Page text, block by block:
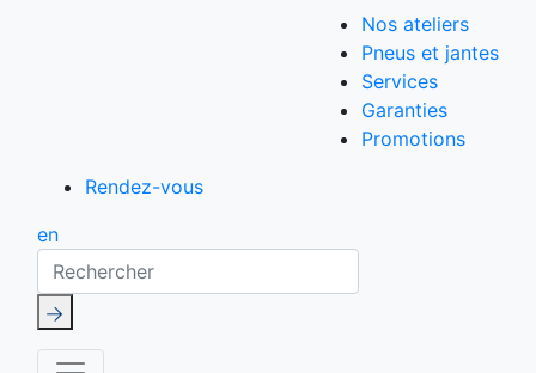
Nos ateliers
Pneus et jantes
Services
Garanties
Promotions
Rendez-vous
en
Rechercher